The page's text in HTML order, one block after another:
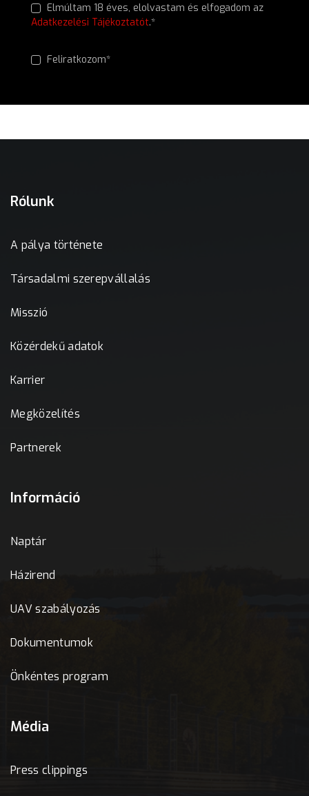
Elmúltam 18 éves, elolvastam és elfogadom az
Adatkezelési Tájékoztatót.*
Feliratkozom*
Rólunk
A pálya története
Társadalmi szerepvállalás
Misszió
Közérdekű adatok
Karrier
Megközelítés
Partnerek
Információ
Naptár
Házirend
UAV szabályozás
Dokumentumok
Önkéntes program
Média
Press clippings